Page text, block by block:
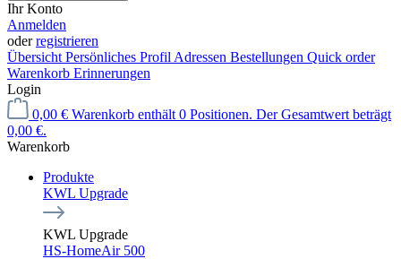
Ihr Konto
Anmelden
oderregistrieren
Übersicht Persönliches Profil Adressen Bestellungen Quick order
Warenkorb Erinnerungen
Login
0,00 € Warenkorb enthält 0 Positionen. Der Gesamtwert beträgt
0,00 €.
Warenkorb
Produkte
KWL Upgrade
KWL Upgrade
HS-HomeAir 500